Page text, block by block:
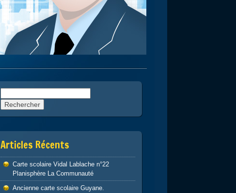
Articles Récents
Carte scolaire Vidal Lablache n°22
Planisphère La Communauté
Ancienne carte scolaire Guyane.